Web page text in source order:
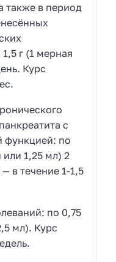
также в период
г (1 мерная
Курс
с
функцией: по
1,25 мл) 2
в течение 1-1,5
по 0,75
мл). Курс